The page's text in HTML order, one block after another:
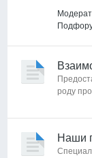
роду
Наши